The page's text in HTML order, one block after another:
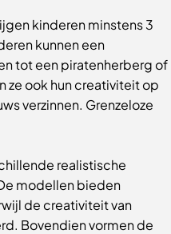
kinderen minstens 3
kunnen een
tot een piratenherberg of
ze ook hun creativiteit op
verzinnen. Grenzeloze
realistische
modellen bieden
de creativiteit van
Bovendien vormen de